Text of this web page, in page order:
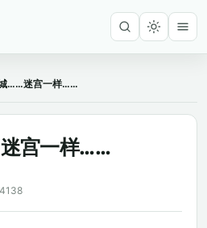
……迷宫一样……
宫一样……
4138